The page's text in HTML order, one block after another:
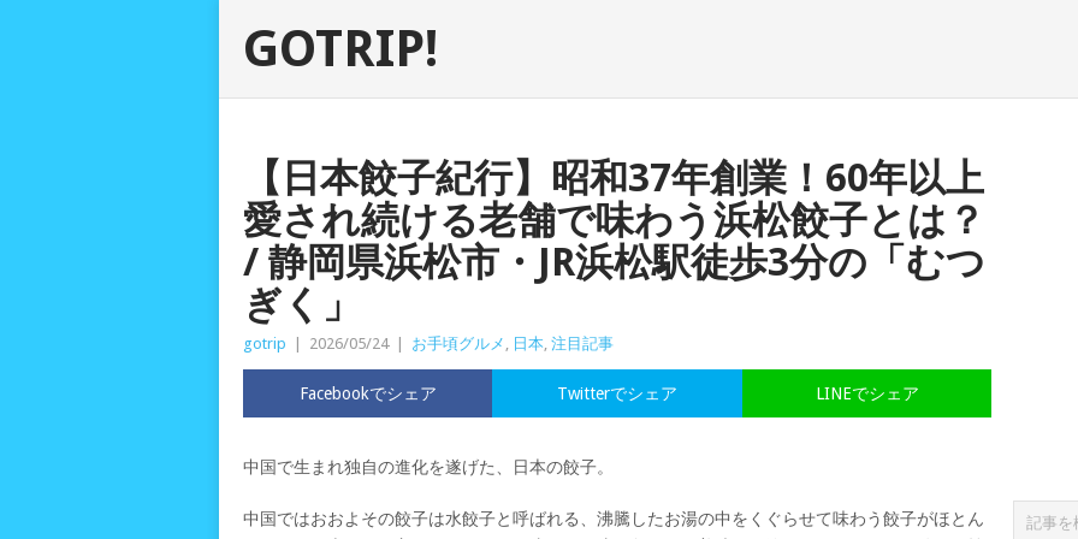
GOTRIP!
【日本餃子紀行】昭和37年創業！60年以上
愛され続ける老舗で味わう浜松餃子とは？
/ 静岡県浜松市・JR浜松駅徒歩3分の「むつ
ぎく」
gotrip 2026/05/24 お手頃グルメ , 日本, 注目記事
Facebookでシェア LINEでシェア
Twitterでシェア
中国で生まれ独自の進化を遂げた、日本の餃子。
中国ではおおよその餃子は水餃子と呼ばれる、沸騰したお湯の中をくぐらせて味わう餃子がほとん